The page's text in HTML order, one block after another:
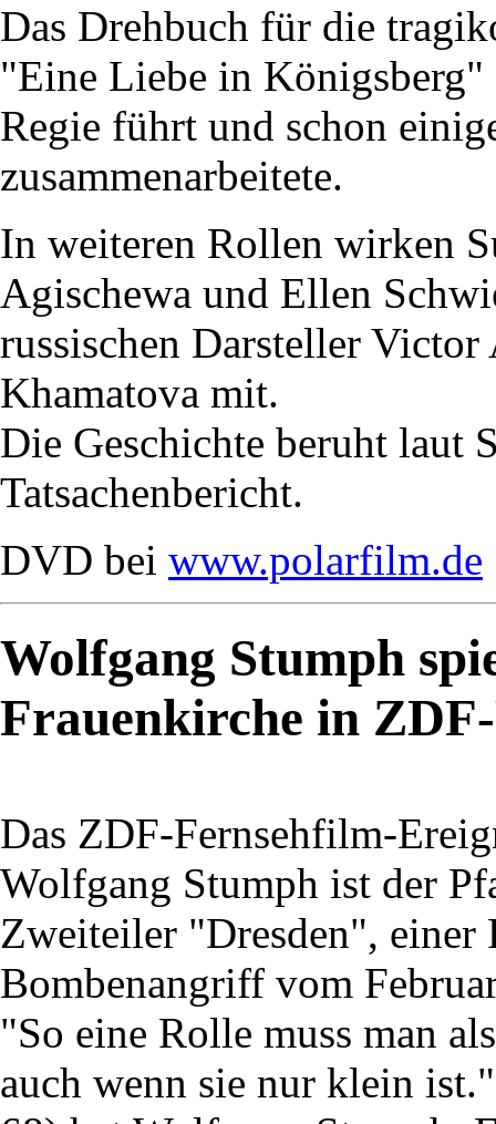
Das Drehbuch für die
"Eine Liebe in Königsberg"
Regie führt und schon
zusammenarbeitete.
In weiteren Rollen wirken
Agischewa und Ellen
russischen Darsteller
Khamatova mit.
Die Geschichte beruht laut
Tatsachenbericht.
DVD bei www.polarfilm.de
Wolfgang Stumph
Frauenkirche in
Das ZDF-Fernsehfilm-
Wolfgang Stumph ist der
Zweiteiler "Dresden", einer
Bombenangriff vom
"So eine Rolle muss man
auch wenn sie nur klein